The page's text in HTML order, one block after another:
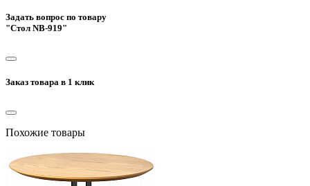
Задать вопрос по товару
"Стол NB-919"
Заказ товара в 1 клик
Похожие товары